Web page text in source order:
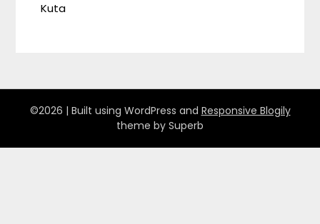
Kuta
©2026 | Built using WordPress and Responsive Blogily
theme by Superb